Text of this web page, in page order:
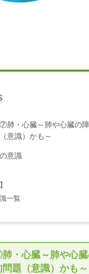
肺・心臓～肺や心臓の
意識）かも～
意識
一覧
・心臓～肺や心
問題（意識）かも～